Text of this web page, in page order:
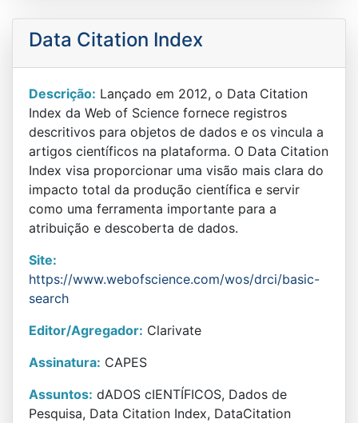
Data Citation Index
Descrição: Lançado em 2012, o Data Citation
Index da Web of Science fornece registros
descritivos para objetos de dados e os vincula a
artigos científicos na plataforma. O Data Citation
Index visa proporcionar uma visão mais clara do
impacto total da produção científica e servir
como uma ferramenta importante para a
atribuição e descoberta de dados.
Site:
https://www.webofscience.com/wos/drci/basic-
search
Editor/Agregador: Clarivate
Assinatura: CAPES
Assuntos: dADOS cIENTÍFICOS, Dados de
Pesquisa, Data Citation Index, DataCitation